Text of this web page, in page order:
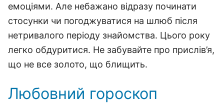
емоціями. Але небажано відразу починати
стосунки чи погоджуватися на шлюб після
нетривалого періоду знайомства. Цього року
легко обдуритися. Не забувайте про прислів’я,
що не все золото, що блищить.
Любовний гороскоп